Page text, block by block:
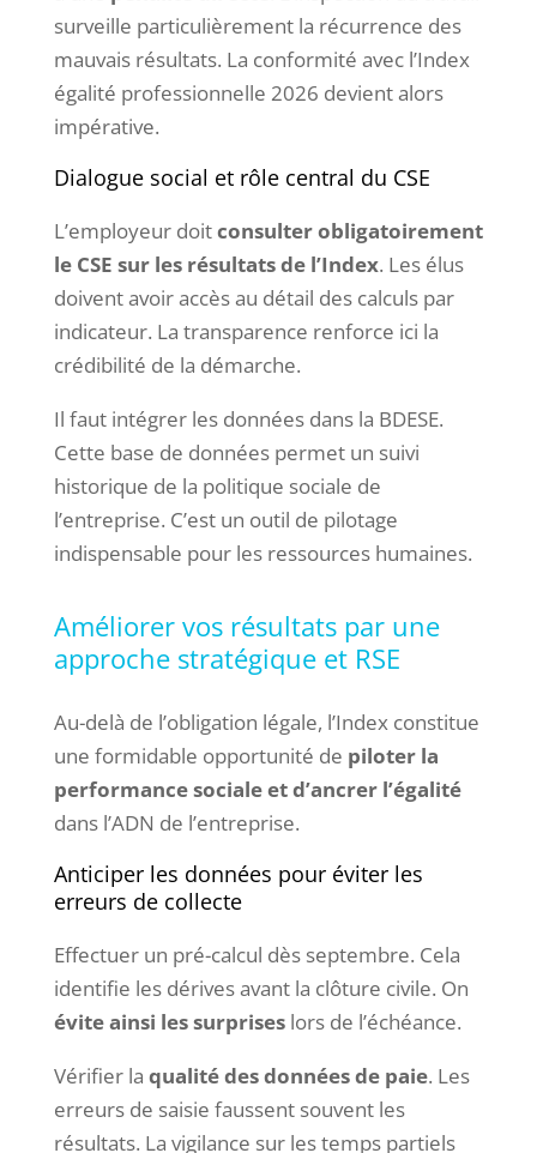
surveille particulièrement la récurrence des
mauvais résultats. La conformité avec l’Index
égalité professionnelle 2026 devient alors
impérative.
Dialogue social et rôle central du CSE
L’employeur doitconsulter obligatoirement
le CSE sur les résultats de l’Index. Les élus
doivent avoir accès au détail des calculs par
indicateur. La transparence renforce ici la
crédibilité de la démarche.
Il faut intégrer les données dans la BDESE.
Cette base de données permet un suivi
historique de la politique sociale de
l’entreprise. C’est un outil de pilotage
indispensable pour les ressources humaines.
Améliorer vos résultats par une
approche stratégique et RSE
Au-delà de l’obligation légale, l’Index constitue
une formidable opportunité de piloter la
performance sociale et d’ancrer l’égalité
dans l’ADN de l’entreprise.
Anticiper les données pour éviter les
erreurs de collecte
Effectuer un pré-calcul dès septembre. Cela
identifie les dérives avant la clôture civile. On
évite ainsi les surpriseslors de l’échéance.
Vérifier la qualité des données de paie. Les
erreurs de saisie faussent souvent les
résultats. La vigilance sur les temps partiels